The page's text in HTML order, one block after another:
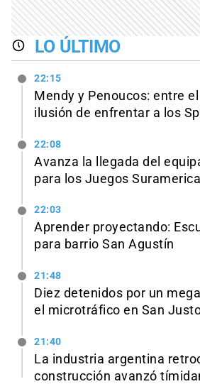
LO ÚLTIMO
22:15
Mendy y Penoucos: entre
ilusión de enfrentar a los
22:08
Avanza la llegada del
para los Juegos
22:03
Aprender proyectando:
para barrio San Agustín
21:48
Diez detenidos por un
el microtráfico en San
21:40
La industria argentina
construcción avanzó